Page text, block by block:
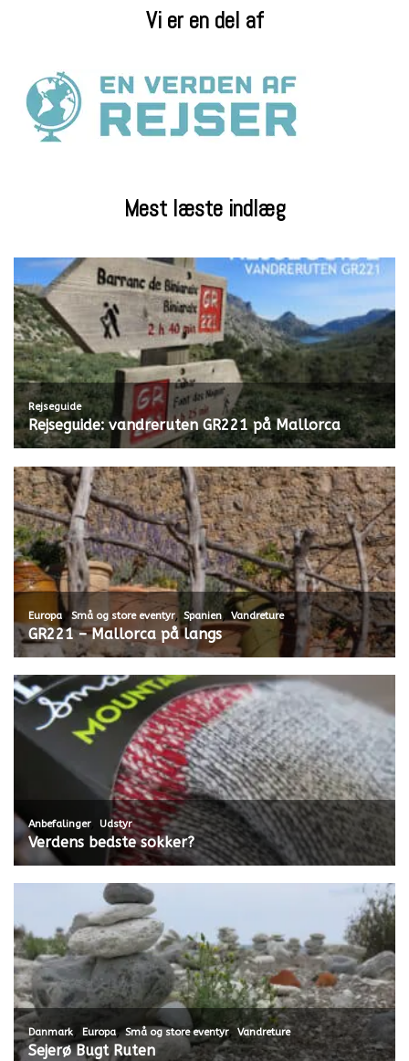
Vi er en del af
Mest læste indlæg
Rejseguide
Rejseguide: vandreruten GR221 på Mallorca
Europa , Små og store eventyr, Spanien Vandreture
GR221 – Mallorca på langs
Anbefalinger, Udstyr
Verdens bedste sokker?
Danmark, Europa,Små og store eventyr,Vandreture
Sejerø Bugt Ruten